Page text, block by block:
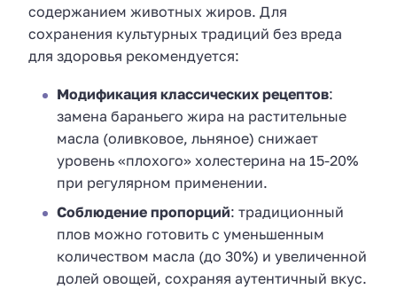
содержанием животных жиров. Для
сохранения культурных традиций без вреда
для здоровья рекомендуется:
Модификация классических рецептов:
замена бараньего жира на растительные
масла (оливковое, льняное) снижает
уровень «плохого» холестерина на 15-20%
при регулярном применении.
Соблюдение пропорций: традиционный
плов можно готовить с уменьшенным
количеством масла (до 30%) и увеличенной
долей овощей, сохраняя аутентичный вкус.